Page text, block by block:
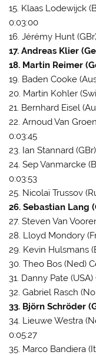
15. Klaas Lodewijck
0:03:00
16. Jérémy Hunt
17. Andreas Klier
18. Martin Reimer
19. Baden Cooke
20. Martin Kohler
21. Bernhard Eisel
22. Arnoud Van
0:03:45
23. Ian Stannard
24. Sep Vanmarcke
0:03:53
25. Nicolaï Trussov
26. Sebastian Lang
27. Steven Van
28. Lloyd Mondory
29. Kevin Hulsmans
30. Theo Bos (Ned)
31. Danny Pate
32. Gabriel Rasch
33. Björn Schröder
34. Lieuwe Westra
0:05:27
35. Marco Bandiera